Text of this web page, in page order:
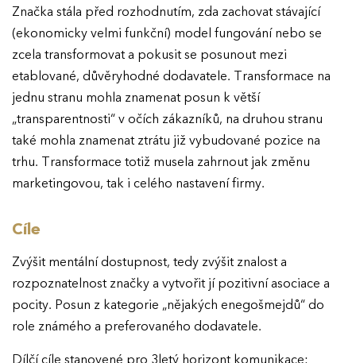
Značka stála před rozhodnutím, zda zachovat stávající
(ekonomicky velmi funkční) model fungování nebo se
zcela transformovat a pokusit se posunout mezi
etablované, důvěryhodné dodavatele. Transformace na
jednu stranu mohla znamenat posun k větší
„transparentnosti“ v očích zákazníků, na druhou stranu
také mohla znamenat ztrátu již vybudované pozice na
trhu. Transformace totiž musela zahrnout jak změnu
marketingovou, tak i celého nastavení firmy.
Cíle
Zvýšit mentální dostupnost, tedy zvýšit znalost a
rozpoznatelnost značky a vytvořit jí pozitivní asociace a
pocity. Posun z kategorie „nějakých enegošmejdů“ do
role známého a preferovaného dodavatele.